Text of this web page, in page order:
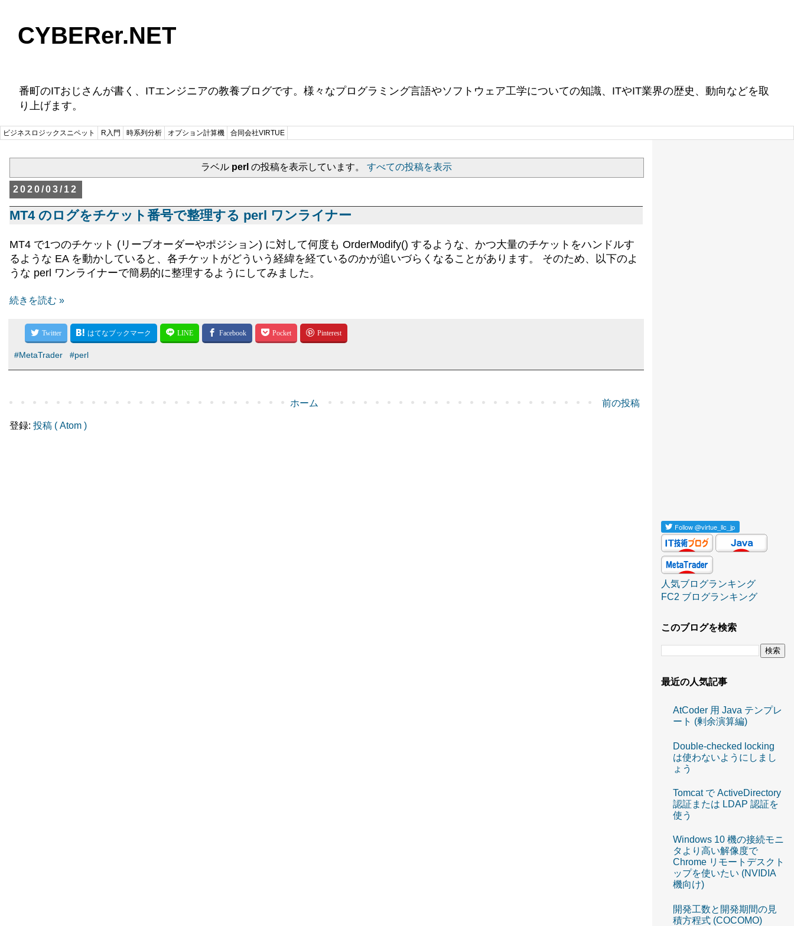
CYBERer.NET
番町のITおじさんが書く、ITエンジニアの教養ブログです。様々なプログラミング言語やソフトウェア工学についての知識、ITやIT業界の歴史、動向などを取
り上げます。
ビジネスロジックスニペット R入門 時系列分析 オプション計算機 合同会社VIRTUE
ラベル perl の投稿を表示しています。 すべての投稿を表示
2020/03/12
MT4 のログをチケット番号で整理する perl ワンライナー
MT4 で1つのチケット (リーブオーダーやポジション) に対して何度も OrderModify() するような、かつ大量のチケットをハンドルす
るような EA を動かしていると、各チケットがどういう経緯を経ているのかが追いづらくなることがあります。 そのため、以下のよ
うな perl ワンライナーで簡易的に整理するようにしてみました。
続きを読む »
#MetaTrader #perl
前の投稿
ホーム
登録: 投稿 ( Atom )
Follow@virtue_llc_jp
人気ブログランキング
FC2 ブログランキング
このブログを検索
最近の人気記事
AtCoder 用 Java テンプレ
ート (剰余演算編)
Double-checked locking
は使わないようにしまし
ょう
Tomcat で ActiveDirectory
認証または LDAP 認証を
使う
Windows 10 機の接続モニ
タより高い解像度で
Chrome リモートデスクト
ップを使いたい (NVIDIA
機向け)
開発工数と開発期間の見
積方程式 (COCOMO)